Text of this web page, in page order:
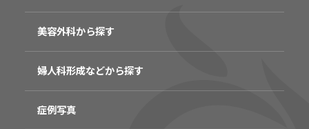
美容外科から探す
婦人科形成などから探す
症例写真